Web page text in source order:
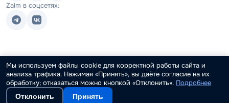
Zaim в соцсетях:
Мы используем файлы cookie для корректной работы сайта и
анализа трафика. Нажимая «Принять», вы даёте согласие на их
обработку; отказаться можно кнопкой «Отклонить». Подробнее
Отклонить Принять